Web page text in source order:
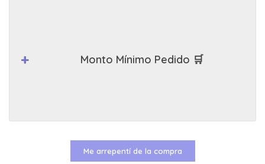
Monto Mínimo Pedido 🛒
Me arrepentí de la compra